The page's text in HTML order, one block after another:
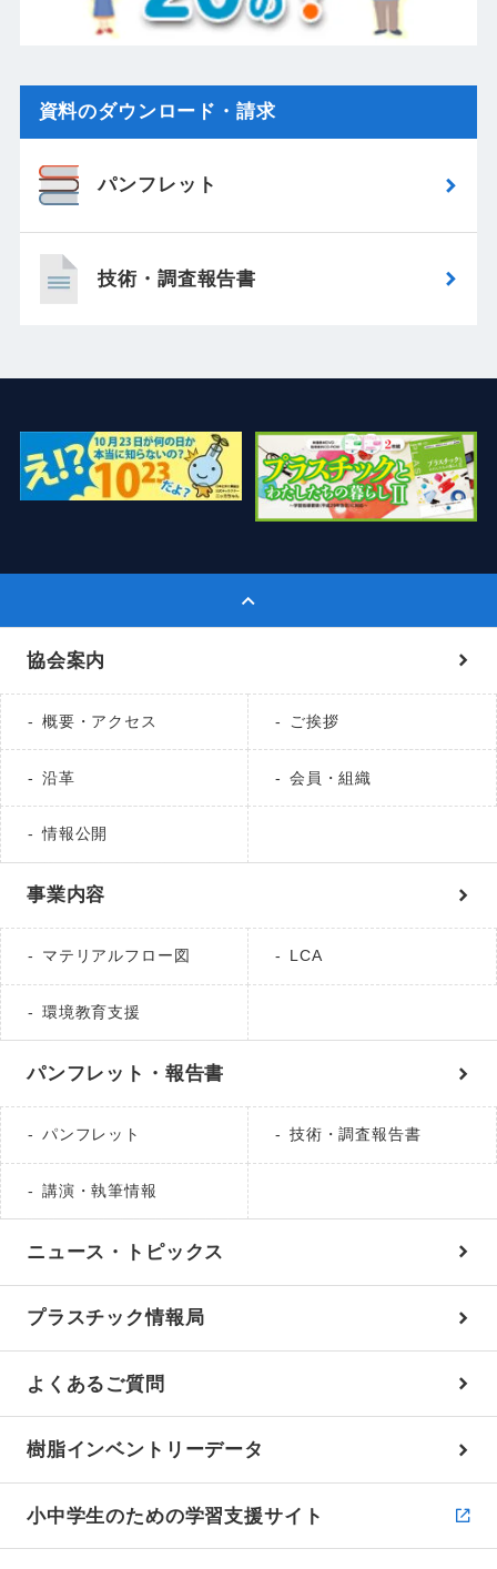
資料のダウンロード・請求
パンフレット
技術・調査報告書
協会案内
概要・アクセス ご挨拶
沿革 会員・組織
情報公開
事業内容
マテリアルフロー図 LCA
環境教育支援
パンフレット・報告書
パンフレット 技術・調査報告書
講演・執筆情報
ニュース・トピックス
プラスチック情報局
よくあるご質問
樹脂インベントリーデータ
小中学生のための学習支援サイト